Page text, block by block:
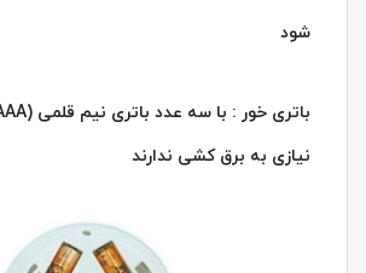
شود
نیازی به برق کشی ندارند